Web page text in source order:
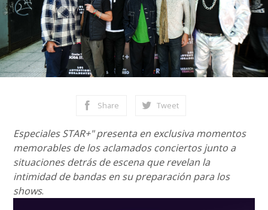
Share Tweet
Especiales STAR+" presenta en exclusiva momentos
memorables de los aclamados conciertos junto a
situaciones detrás de escena que revelan la
intimidad de bandas en su preparación para los
shows.